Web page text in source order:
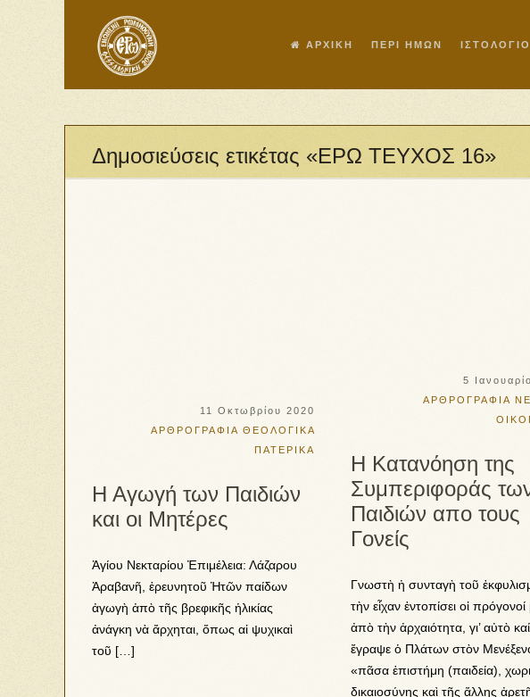
ΑΡΧΙΚΗ ΠΕΡΙ ΗΜΩΝ ΙΣΤΟΛΟΓΙΟ
Δημοσιεύσεις ετικέτας «ΕΡΩ ΤΕΥΧΟΣ 16»
11 Οκτωβρίου 2020
ΑΡΘΡΟΓΡΑΦΙΑ ΘΕΟΛΟΓΙΚΑ
ΠΑΤΕΡΙΚΑ
Η Αγωγή των Παιδιών
και οι Μητέρες
Ἁγίου Νεκταρίου Ἐπιμέλεια: Λάζαρου
Ἀραβανῆ, ἐρευνητοῦ Ἡτῶν παίδων
ἀγωγὴ ἀπὸ τῆς βρεφικῆς ἡλικίας
ἀνάγκη νὰ ἄρχηται, ὅπως αἱ ψυχικαὶ
τοῦ […]
5
ΑΡΘΡΟΓΡΑΦΙΑ
Η Κατανόηση της
Συμπεριφοράς
Παιδιών απο τους
Γονείς
Γνωστὴ ἡ συνταγὴ τοῦ
τὴν εἶχαν ἐντοπίσει οἱ πρόγονοί
ἀπὸ τὴν ἀρχαιότητα, γι’ αὐτὸ
ἔγραψε ὁ Πλάτων στὸν
«πᾶσα ἐπιστήμη (παιδεία),
δικαιοσύνης καὶ τῆς ἄλλης